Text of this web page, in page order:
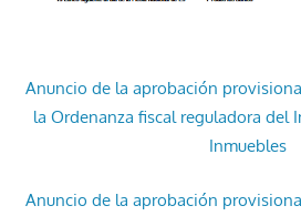
Anuncio de la aprobación
la Ordenanza fiscal reguladora del
Inmuebles
Anuncio de la aprobación